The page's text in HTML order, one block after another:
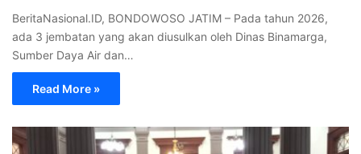
BeritaNasional.ID, BONDOWOSO JATIM – Pada tahun 2026,
ada 3 jembatan yang akan diusulkan oleh Dinas Binamarga,
Sumber Daya Air dan…
Read More »